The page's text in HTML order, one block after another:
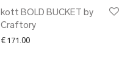
kott BOLD BUCKET by
Craftory
€ 171.00